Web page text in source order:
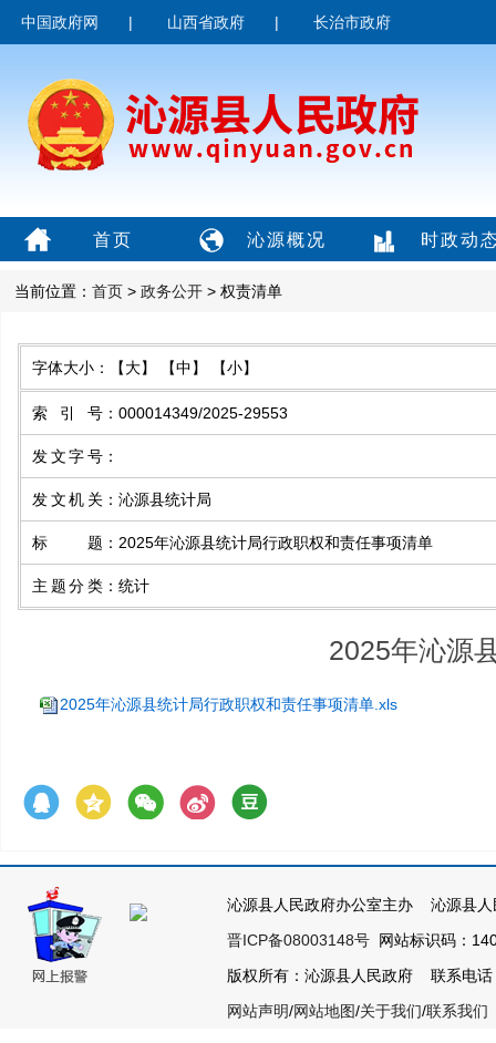
中国政府网 | 山西省政府 | 长治市政府
首页 沁源概况 时政动
当前位置： 首页 > 政务公开 > 权责清单
字体大小： 【大】 【中】 【小】
索引号 ： 000014349/2025-29553
发文字号 ：
发文机关 ： 沁源县统计局
标题 ： 2025年沁源县统计局行政职权和责任事项清单
主题分类 ： 统计
2025年沁源
2025年沁源县统计局行政职权和责任事项清单.xls
沁源县人民政府办公室主办 沁源县
晋ICP备08003148号 网站标识码：
版权所有：沁源县人民政府 联系电
网站声明/网站地图/关于我们/联系我们